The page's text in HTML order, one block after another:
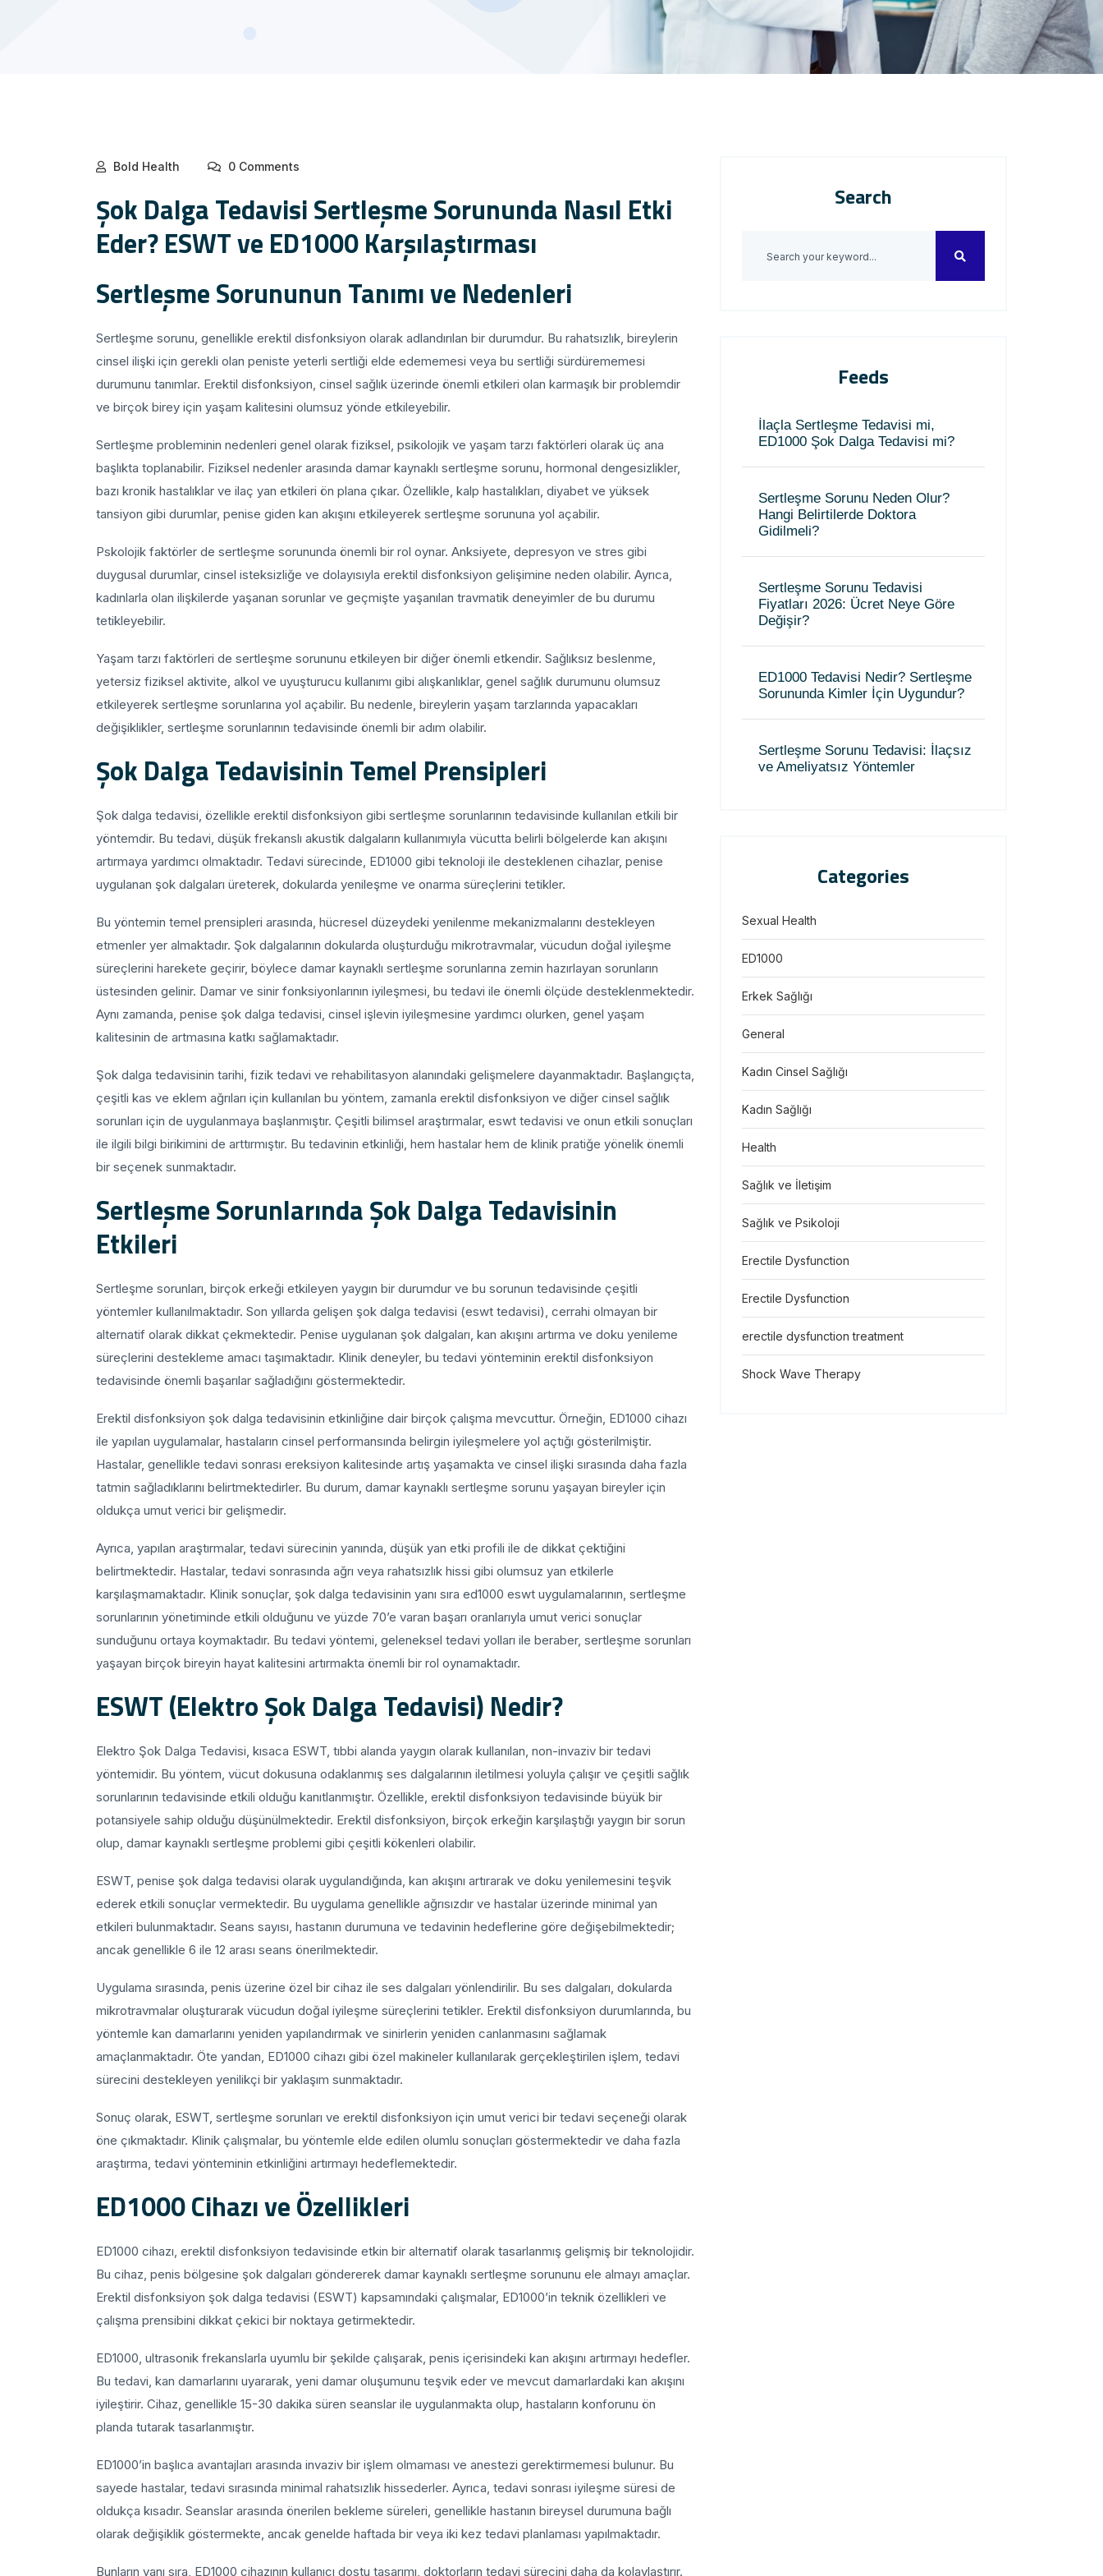
Bold Health 0 Comments
Şok Dalga Tedavisi Sertleşme Sorununda Nasıl Etki
Eder? ESWT ve ED1000 Karşılaştırması
Sertleşme Sorununun Tanımı ve Nedenleri
Sertleşme sorunu, genellikle erektil disfonksiyon olarak adlandırılan bir durumdur. Bu rahatsızlık, bireylerin
cinsel ilişki için gerekli olan peniste yeterli sertliği elde edememesi veya bu sertliği sürdürememesi
durumunu tanımlar. Erektil disfonksiyon, cinsel sağlık üzerinde önemli etkileri olan karmaşık bir problemdir
ve birçok birey için yaşam kalitesini olumsuz yönde etkileyebilir.
Sertleşme probleminin nedenleri genel olarak fiziksel, psikolojik ve yaşam tarzı faktörleri olarak üç ana
başlıkta toplanabilir. Fiziksel nedenler arasında damar kaynaklı sertleşme sorunu, hormonal dengesizlikler,
bazı kronik hastalıklar ve ilaç yan etkileri ön plana çıkar. Özellikle, kalp hastalıkları, diyabet ve yüksek
tansiyon gibi durumlar, penise giden kan akışını etkileyerek sertleşme sorununa yol açabilir.
Pskolojik faktörler de sertleşme sorununda önemli bir rol oynar. Anksiyete, depresyon ve stres gibi
duygusal durumlar, cinsel isteksizliğe ve dolayısıyla erektil disfonksiyon gelişimine neden olabilir. Ayrıca,
kadınlarla olan ilişkilerde yaşanan sorunlar ve geçmişte yaşanılan travmatik deneyimler de bu durumu
tetikleyebilir.
Yaşam tarzı faktörleri de sertleşme sorununu etkileyen bir diğer önemli etkendir. Sağlıksız beslenme,
yetersiz fiziksel aktivite, alkol ve uyuşturucu kullanımı gibi alışkanlıklar, genel sağlık durumunu olumsuz
etkileyerek sertleşme sorunlarına yol açabilir. Bu nedenle, bireylerin yaşam tarzlarında yapacakları
değişiklikler, sertleşme sorunlarının tedavisinde önemli bir adım olabilir.
Şok Dalga Tedavisinin Temel Prensipleri
Şok dalga tedavisi, özellikle erektil disfonksiyon gibi sertleşme sorunlarının tedavisinde kullanılan etkili bir
yöntemdir. Bu tedavi, düşük frekanslı akustik dalgaların kullanımıyla vücutta belirli bölgelerde kan akışını
artırmaya yardımcı olmaktadır. Tedavi sürecinde, ED1000 gibi teknoloji ile desteklenen cihazlar, penise
uygulanan şok dalgaları üreterek, dokularda yenileşme ve onarma süreçlerini tetikler.
Bu yöntemin temel prensipleri arasında, hücresel düzeydeki yenilenme mekanizmalarını destekleyen
etmenler yer almaktadır. Şok dalgalarının dokularda oluşturduğu mikrotravmalar, vücudun doğal iyileşme
süreçlerini harekete geçirir, böylece damar kaynaklı sertleşme sorunlarına zemin hazırlayan sorunların
üstesinden gelinir. Damar ve sinir fonksiyonlarının iyileşmesi, bu tedavi ile önemli ölçüde desteklenmektedir.
Aynı zamanda, penise şok dalga tedavisi, cinsel işlevin iyileşmesine yardımcı olurken, genel yaşam
kalitesinin de artmasına katkı sağlamaktadır.
Şok dalga tedavisinin tarihi, fizik tedavi ve rehabilitasyon alanındaki gelişmelere dayanmaktadır. Başlangıçta,
çeşitli kas ve eklem ağrıları için kullanılan bu yöntem, zamanla erektil disfonksiyon ve diğer cinsel sağlık
sorunları için de uygulanmaya başlanmıştır. Çeşitli bilimsel araştırmalar, eswt tedavisi ve onun etkili sonuçları
ile ilgili bilgi birikimini de arttırmıştır. Bu tedavinin etkinliği, hem hastalar hem de klinik pratiğe yönelik önemli
bir seçenek sunmaktadır.
Sertleşme Sorunlarında Şok Dalga Tedavisinin
Etkileri
Sertleşme sorunları, birçok erkeği etkileyen yaygın bir durumdur ve bu sorunun tedavisinde çeşitli
yöntemler kullanılmaktadır. Son yıllarda gelişen şok dalga tedavisi (eswt tedavisi), cerrahi olmayan bir
alternatif olarak dikkat çekmektedir. Penise uygulanan şok dalgaları, kan akışını artırma ve doku yenileme
süreçlerini destekleme amacı taşımaktadır. Klinik deneyler, bu tedavi yönteminin erektil disfonksiyon
tedavisinde önemli başarılar sağladığını göstermektedir.
Erektil disfonksiyon şok dalga tedavisinin etkinliğine dair birçok çalışma mevcuttur. Örneğin, ED1000 cihazı
ile yapılan uygulamalar, hastaların cinsel performansında belirgin iyileşmelere yol açtığı gösterilmiştir.
Hastalar, genellikle tedavi sonrası ereksiyon kalitesinde artış yaşamakta ve cinsel ilişki sırasında daha fazla
tatmin sağladıklarını belirtmektedirler. Bu durum, damar kaynaklı sertleşme sorunu yaşayan bireyler için
oldukça umut verici bir gelişmedir.
Ayrıca, yapılan araştırmalar, tedavi sürecinin yanında, düşük yan etki profili ile de dikkat çektiğini
belirtmektedir. Hastalar, tedavi sonrasında ağrı veya rahatsızlık hissi gibi olumsuz yan etkilerle
karşılaşmamaktadır. Klinik sonuçlar, şok dalga tedavisinin yanı sıra ed1000 eswt uygulamalarının, sertleşme
sorunlarının yönetiminde etkili olduğunu ve yüzde 70’e varan başarı oranlarıyla umut verici sonuçlar
sunduğunu ortaya koymaktadır. Bu tedavi yöntemi, geleneksel tedavi yolları ile beraber, sertleşme sorunları
yaşayan birçok bireyin hayat kalitesini artırmakta önemli bir rol oynamaktadır.
ESWT (Elektro Şok Dalga Tedavisi) Nedir?
Elektro Şok Dalga Tedavisi, kısaca ESWT, tıbbi alanda yaygın olarak kullanılan, non-invaziv bir tedavi
yöntemidir. Bu yöntem, vücut dokusuna odaklanmış ses dalgalarının iletilmesi yoluyla çalışır ve çeşitli sağlık
sorunlarının tedavisinde etkili olduğu kanıtlanmıştır. Özellikle, erektil disfonksiyon tedavisinde büyük bir
potansiyele sahip olduğu düşünülmektedir. Erektil disfonksiyon, birçok erkeğin karşılaştığı yaygın bir sorun
olup, damar kaynaklı sertleşme problemi gibi çeşitli kökenleri olabilir.
ESWT, penise şok dalga tedavisi olarak uygulandığında, kan akışını artırarak ve doku yenilemesini teşvik
ederek etkili sonuçlar vermektedir. Bu uygulama genellikle ağrısızdır ve hastalar üzerinde minimal yan
etkileri bulunmaktadır. Seans sayısı, hastanın durumuna ve tedavinin hedeflerine göre değişebilmektedir;
ancak genellikle 6 ile 12 arası seans önerilmektedir.
Uygulama sırasında, penis üzerine özel bir cihaz ile ses dalgaları yönlendirilir. Bu ses dalgaları, dokularda
mikrotravmalar oluşturarak vücudun doğal iyileşme süreçlerini tetikler. Erektil disfonksiyon durumlarında, bu
yöntemle kan damarlarını yeniden yapılandırmak ve sinirlerin yeniden canlanmasını sağlamak
amaçlanmaktadır. Öte yandan, ED1000 cihazı gibi özel makineler kullanılarak gerçekleştirilen işlem, tedavi
sürecini destekleyen yenilikçi bir yaklaşım sunmaktadır.
Sonuç olarak, ESWT, sertleşme sorunları ve erektil disfonksiyon için umut verici bir tedavi seçeneği olarak
öne çıkmaktadır. Klinik çalışmalar, bu yöntemle elde edilen olumlu sonuçları göstermektedir ve daha fazla
araştırma, tedavi yönteminin etkinliğini artırmayı hedeflemektedir.
ED1000 Cihazı ve Özellikleri
ED1000 cihazı, erektil disfonksiyon tedavisinde etkin bir alternatif olarak tasarlanmış gelişmiş bir teknolojidir.
Bu cihaz, penis bölgesine şok dalgaları göndererek damar kaynaklı sertleşme sorununu ele almayı amaçlar.
Erektil disfonksiyon şok dalga tedavisi (ESWT) kapsamındaki çalışmalar, ED1000’in teknik özellikleri ve
çalışma prensibini dikkat çekici bir noktaya getirmektedir.
ED1000, ultrasonik frekanslarla uyumlu bir şekilde çalışarak, penis içerisindeki kan akışını artırmayı hedefler.
Bu tedavi, kan damarlarını uyararak, yeni damar oluşumunu teşvik eder ve mevcut damarlardaki kan akışını
iyileştirir. Cihaz, genellikle 15-30 dakika süren seanslar ile uygulanmakta olup, hastaların konforunu ön
planda tutarak tasarlanmıştır.
ED1000’in başlıca avantajları arasında invaziv bir işlem olmaması ve anestezi gerektirmemesi bulunur. Bu
sayede hastalar, tedavi sırasında minimal rahatsızlık hissederler. Ayrıca, tedavi sonrası iyileşme süresi de
oldukça kısadır. Seanslar arasında önerilen bekleme süreleri, genellikle hastanın bireysel durumuna bağlı
olarak değişiklik göstermekte, ancak genelde haftada bir veya iki kez tedavi planlaması yapılmaktadır.
Bunların yanı sıra, ED1000 cihazının kullanıcı dostu tasarımı, doktorların tedavi sürecini daha da kolaylaştırır.
Search
Feeds
İlaçla Sertleşme Tedavisi mi,
ED1000 Şok Dalga Tedavisi mi?
Sertleşme Sorunu Neden Olur?
Hangi Belirtilerde Doktora
Gidilmeli?
Sertleşme Sorunu Tedavisi
Fiyatları 2026: Ücret Neye Göre
Değişir?
ED1000 Tedavisi Nedir? Sertleşme
Sorununda Kimler İçin Uygundur?
Sertleşme Sorunu Tedavisi: İlaçsız
ve Ameliyatsız Yöntemler
Categories
Sexual Health
ED1000
Erkek Sağlığı
General
Kadın Cinsel Sağlığı
Kadın Sağlığı
Health
Sağlık ve İletişim
Sağlık ve Psikoloji
Erectile Dysfunction
Erectile Dysfunction
erectile dysfunction treatment
Shock Wave Therapy